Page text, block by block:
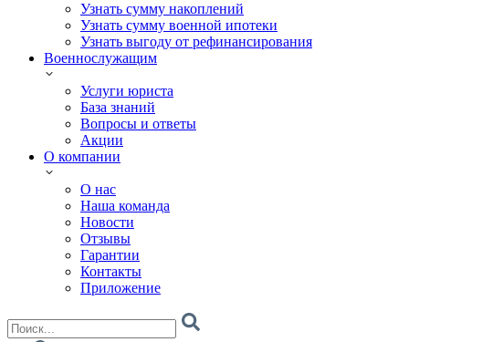
Узнать сумму накоплений
Узнать сумму военной ипотеки
Узнать выгоду от рефинансирования
Военнослужащим
Услуги юриста
База знаний
Вопросы и ответы
Акции
О компании
О нас
Наша команда
Новости
Отзывы
Гарантии
Контакты
Приложение